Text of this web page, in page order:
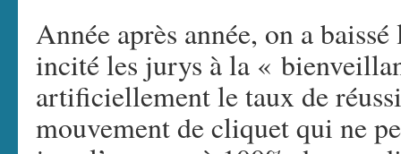
Année après année, on a
incité les jurys à la «
artificiellement le taux de
mouvement de cliquet qui ne